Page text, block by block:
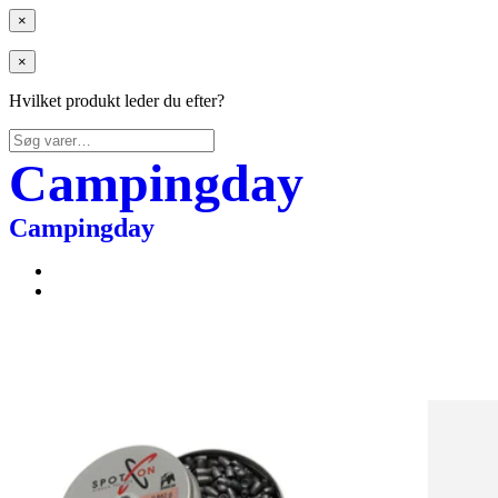
×
×
Hvilket produkt leder du efter?
Søg
efter:
Campingday
Campingday